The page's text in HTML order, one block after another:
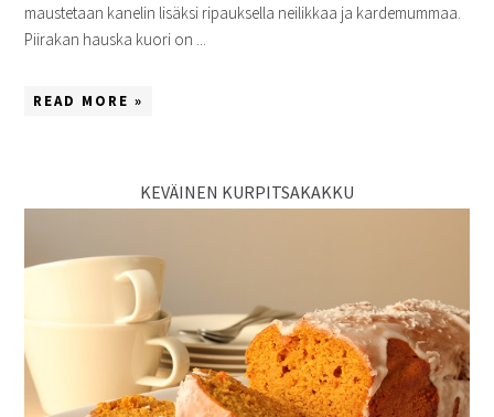
maustetaan kanelin lisäksi ripauksella neilikkaa ja kardemummaa.
Piirakan hauska kuori on ...
READ MORE »
KEVÄINEN KURPITSAKAKKU